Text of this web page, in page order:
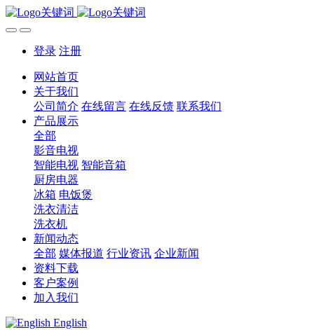
登录 注册
网站首页
关于我们
公司简介 在线留言 在线反馈 联系我们
产品展示
全部
影音电视
智能电视 智能音箱
厨房电器
冰箱 电饭煲
洗衣清洁
洗衣机
新闻动态
全部 媒体报道 行业资讯 企业新闻
资料下载
客户案例
加入我们
English